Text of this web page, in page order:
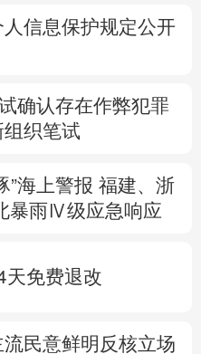
信息保护规定公开
确认存在作弊犯罪
织笔试
”海上警报 福建、 浙
暴雨Ⅳ级应急响应
天免费退改
民意鲜明反核立场